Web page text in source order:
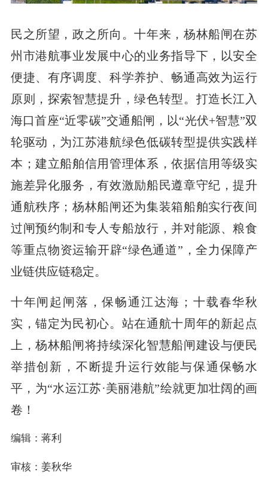
民之所望，政之所向。十年来，杨林船闸在苏
州市港航事业发展中心的业务指导下，以安全
便捷、有序调度、科学养护、畅通高效为运行
原则，探索智慧提升，绿色转型。打造长江入
海口首座“近零碳”交通船闸，以“光伏+智慧”双
轮驱动，为江苏港航绿色低碳转型提供实践样
本；建立船舶信用管理体系，依据信用等级实
施差异化服务，有效激励船民遵章守纪，提升
通航秩序；杨林船闸还为集装箱船舶实行夜间
过闸预约制和专人专船放行，并对能源、粮食
等重点物资运输开辟“绿色通道”，全力保障产
业链供应链稳定。
十年闸起闸落，保畅通江达海；十载春华秋
实，锚定为民初心。站在通航十周年的新起点
上，杨林船闸将持续深化智慧船闸建设与便民
举措创新，不断提升运行效能与保通保畅水
平，为“水运江苏·美丽港航”绘就更加壮阔的画
卷！
编辑：蒋利
审核：姜秋华